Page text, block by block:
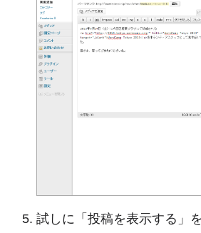
試しに「投稿を表示する」